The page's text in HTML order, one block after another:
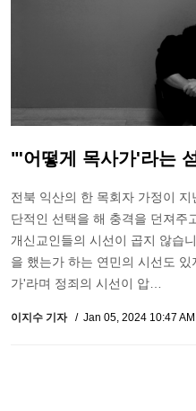
"'어떻게 목사가'라는
전북 익산의 한 목회자 가정이
단적인 선택을 해 충격을 던져주
개신교인들의 시선이 곱지 않습
을 했는가 하는 연민의 시선도
가'라며 정죄의 시선이 압…
이지수 기자 Jan 05, 2024 10:47